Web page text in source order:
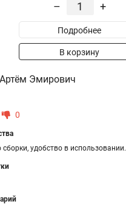
– +
Подробнее
В корзину
Эмирович
0
сборки, удобство в использовании.